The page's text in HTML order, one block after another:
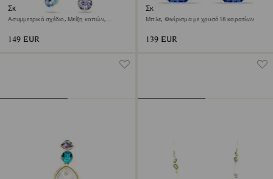
Σκουλαρίκια-σταγόνα Gema
Ασυμμετρικό σχέδιο, Μείξη κοπών,
149 EUR
Σκουλαρίκια Gema
Μπλε, Φινίρισμα με χρυσό 18 καρατίων
139 EUR